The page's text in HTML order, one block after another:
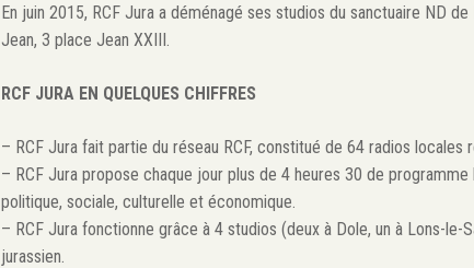
En juin 2015, RCF Jura a déménagé ses studios du sanctuaire ND
Jean, 3 place Jean XXIII.
RCF JURA EN QUELQUES CHIFFRES
– RCF Jura fait partie du réseau RCF, constitué de 64 radios locales
– RCF Jura propose chaque jour plus de 4 heures 30 de
politique, sociale, culturelle et économique.
– RCF Jura fonctionne grâce à 4 studios (deux à Dole, un à Lons-
jurassien.